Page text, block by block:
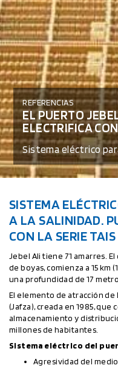
REFERENCIAS
EL PUERTO
ELECTRIFICA
Sistema eléctrico
SISTEMA
A LA SALINIDAD.
CON LA SERIE TAIS
Jebel Ali tiene 71 amarres.
de boyas, comienza a 15 km
una profundidad de 17
El elemento de atracción de
(Jafza), creada en 1985,
almacenamiento y
millones de habitantes.
Sistema eléctrico del
Agresividad del